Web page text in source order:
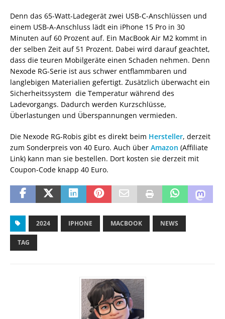
Denn das 65-Watt-Ladegerät zwei USB-C-Anschlüssen und
einem USB-A-Anschluss lädt ein iPhone 15 Pro in 30
Minuten auf 60 Prozent auf. Ein MacBook Air M2 kommt in
der selben Zeit auf 51 Prozent. Dabei wird darauf geachtet,
dass die teuren Mobilgeräte einen Schaden nehmen. Denn
Nexode RG-Serie ist aus schwer entflammbaren und
langlebigen Materialien gefertigt. Zusätzlich überwacht ein
Sicherheitssystem die Temperatur während des
Ladevorgangs. Dadurch werden Kurzschlüsse,
Überlastungen und Überspannungen vermieden.
Die Nexode RG-Robis gibt es direkt beim Hersteller, derzeit
zum Sonderpreis von 40 Euro. Auch über Amazon (Affiliate
Link) kann man sie bestellen. Dort kosten sie derzeit mit
Coupon-Code knapp 40 Euro.
2024 IPHONE MACBOOK NEWS
TAG